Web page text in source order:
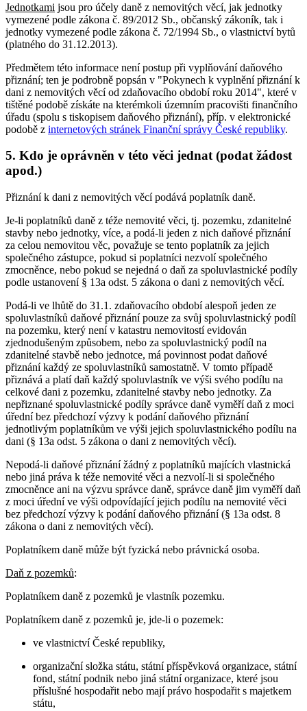
Jednotkami jsou pro účely daně z nemovitých věcí, jak jednotky
vymezené podle zákona č. 89/2012 Sb., občanský zákoník, tak i
jednotky vymezené podle zákona č. 72/1994 Sb., o vlastnictví bytů
(platného do 31.12.2013).
Předmětem této informace není postup při vyplňování daňového
přiznání; ten je podrobně popsán v "Pokynech k vyplnění přiznání k
dani z nemovitých věcí od zdaňovacího období roku 2014", které v
tištěné podobě získáte na kterémkoli územním pracovišti finančního
úřadu (spolu s tiskopisem daňového přiznání), příp. v elektronické
podobě z internetových stránek Finanční správy České republiky.
5. Kdo je oprávněn v této věci jednat (podat žádost
apod.)
Přiznání k dani z nemovitých věcí podává poplatník daně.
Je-li poplatníků daně z téže nemovité věci, tj. pozemku, zdanitelné
stavby nebo jednotky, více, a podá-li jeden z nich daňové přiznání
za celou nemovitou věc, považuje se tento poplatník za jejich
společného zástupce, pokud si poplatníci nezvolí společného
zmocněnce, nebo pokud se nejedná o daň za spoluvlastnické podíly
podle ustanovení § 13a odst. 5 zákona o dani z nemovitých věcí.
Podá-li ve lhůtě do 31.1. zdaňovacího období alespoň jeden ze
spoluvlastníků daňové přiznání pouze za svůj spoluvlastnický podíl
na pozemku, který není v katastru nemovitostí evidován
zjednodušeným způsobem, nebo za spoluvlastnický podíl na
zdanitelné stavbě nebo jednotce, má povinnost podat daňové
přiznání každý ze spoluvlastníků samostatně. V tomto případě
přiznává a platí daň každý spoluvlastník ve výši svého podílu na
celkové dani z pozemku, zdanitelné stavby nebo jednotky. Za
nepřiznané spoluvlastnické podíly správce daně vyměří daň z moci
úřední bez předchozí výzvy k podání daňového přiznání
jednotlivým poplatníkům ve výši jejich spoluvlastnického podílu na
dani (§ 13a odst. 5 zákona o dani z nemovitých věcí).
Nepodá-li daňové přiznání žádný z poplatníků majících vlastnická
nebo jiná práva k téže nemovité věci a nezvolí-li si společného
zmocněnce ani na výzvu správce daně, správce daně jim vyměří daň
z moci úřední ve výši odpovídající jejich podílu na nemovité věci
bez předchozí výzvy k podání daňového přiznání (§ 13a odst. 8
zákona o dani z nemovitých věcí).
Poplatníkem daně může být fyzická nebo právnická osoba.
Daň z pozemků:
Poplatníkem daně z pozemků je vlastník pozemku.
Poplatníkem daně z pozemků je, jde-li o pozemek:
ve vlastnictví České republiky,
organizační složka státu, státní příspěvková organizace, státní
fond, státní podnik nebo jiná státní organizace, které jsou
příslušné hospodařit nebo mají právo hospodařit s majetkem
státu,